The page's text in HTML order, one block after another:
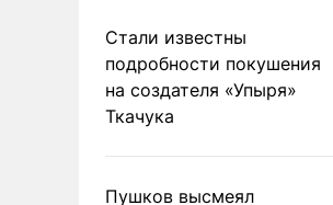
Стали известны
подробности покушения
на создателя «Упыря»
Ткачука
Пушков высмеял